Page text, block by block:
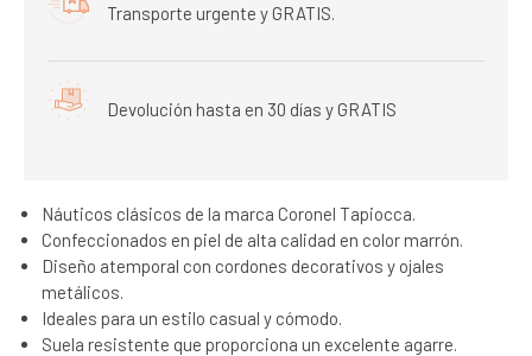
Transporte urgente y GRATIS.
Devolución hasta en 30 días y GRATIS
Náuticos clásicos de la marca Coronel Tapiocca.
Confeccionados en piel de alta calidad en color marrón.
Diseño atemporal con cordones decorativos y ojales
metálicos.
Ideales para un estilo casual y cómodo.
Suela resistente que proporciona un excelente agarre.